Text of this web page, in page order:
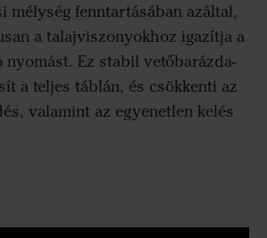
mélység fenntartásában azáltal,
a talajviszonyokhoz igazítja a
nyomást. Ez stabil vetőbarázda-
a teljes táblán, és csökkenti az
valamint az egyenetlen kelés